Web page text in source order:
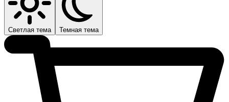
Светлая тема Темная тема